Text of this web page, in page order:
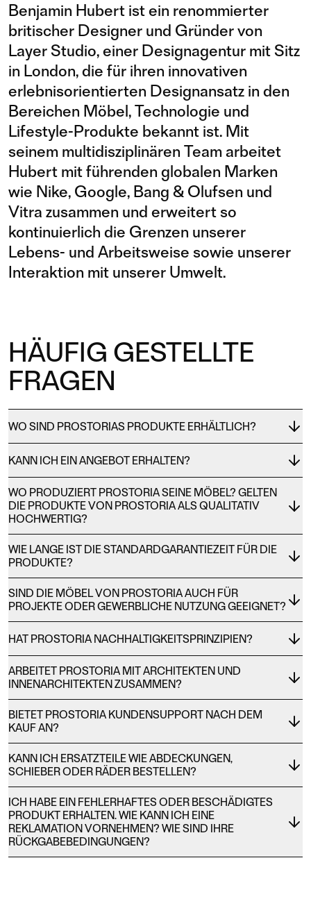
Benjamin Hubert ist ein renommierter
britischer Designer und Gründer von
Layer Studio, einer Designagentur mit Sitz
in London, die für ihren innovativen
erlebnisorientierten Designansatz in den
Bereichen Möbel, Technologie und
Lifestyle-Produkte bekannt ist. Mit
seinem multidisziplinären Team arbeitet
Hubert mit führenden globalen Marken
wie Nike, Google, Bang & Olufsen und
Vitra zusammen und erweitert so
kontinuierlich die Grenzen unserer
Lebens- und Arbeitsweise sowie unserer
Interaktion mit unserer Umwelt.
HÄUFIG GESTELLTE
FRAGEN
WO SIND PROSTORIAS PRODUKTE ERHÄLTLICH?
KANN ICH EIN ANGEBOT ERHALTEN?
WO PRODUZIERT PROSTORIA SEINE MÖBEL? GELTEN
DIE PRODUKTE VON PROSTORIA ALS QUALITATIV
HOCHWERTIG?
WIE LANGE IST DIE STANDARDGARANTIEZEIT FÜR DIE
PRODUKTE?
SIND DIE MÖBEL VON PROSTORIA AUCH FÜR
PROJEKTE ODER GEWERBLICHE NUTZUNG GEEIGNET?
HAT PROSTORIA NACHHALTIGKEITSPRINZIPIEN?
ARBEITET PROSTORIA MIT ARCHITEKTEN UND
INNENARCHITEKTEN ZUSAMMEN?
BIETET PROSTORIA KUNDENSUPPORT NACH DEM
KAUF AN?
KANN ICH ERSATZTEILE WIE ABDECKUNGEN,
SCHIEBER ODER RÄDER BESTELLEN?
ICH HABE EIN FEHLERHAFTES ODER BESCHÄDIGTES
PRODUKT ERHALTEN. WIE KANN ICH EINE
REKLAMATION VORNEHMEN? WIE SIND IHRE
RÜCKGABEBEDINGUNGEN?